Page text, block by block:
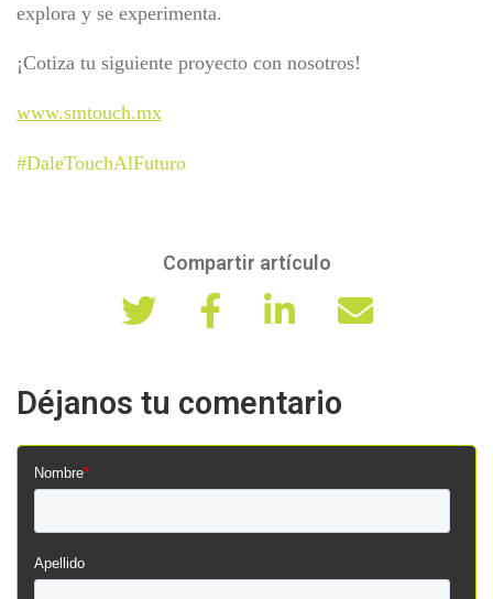
explora y se experimenta.
¡Cotiza tu siguiente proyecto con nosotros!
www.smtouch.mx
#DaleTouchAlFuturo
Compartir artículo
Déjanos tu comentario
Nombre*
Apellido